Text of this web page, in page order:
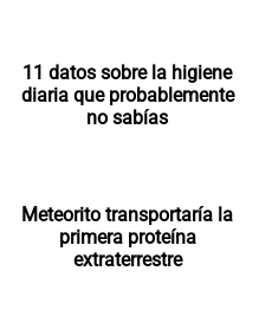
11 datos sobre la higiene
diaria que probablemente
no sabías
Meteorito transportaría la
primera proteína
extraterrestre